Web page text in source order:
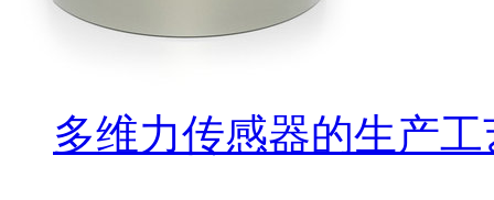
多维力传感器的生产